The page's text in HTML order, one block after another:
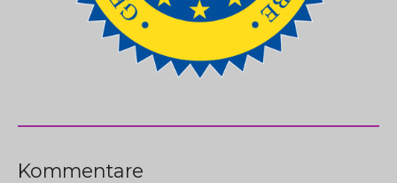
Kommentare